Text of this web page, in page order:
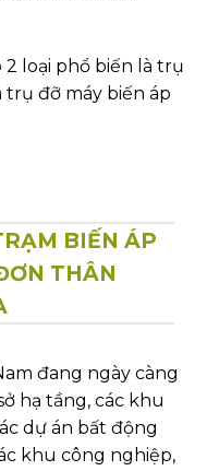
2 loại phổ biến là trụ
trụ đỡ máy biến áp
BIẾN ÁP
THÂN
đang ngày càng
hạ tầng, các khu
dự án bất động
khu công nghiệp,